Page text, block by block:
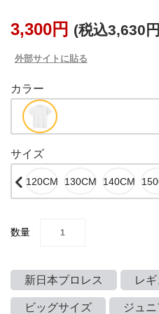
3,300円 (税込3,630
外部サイトに貼る
カラー
サイズ
数量
新日本プロレス レ
ビッグサイズ ジュ